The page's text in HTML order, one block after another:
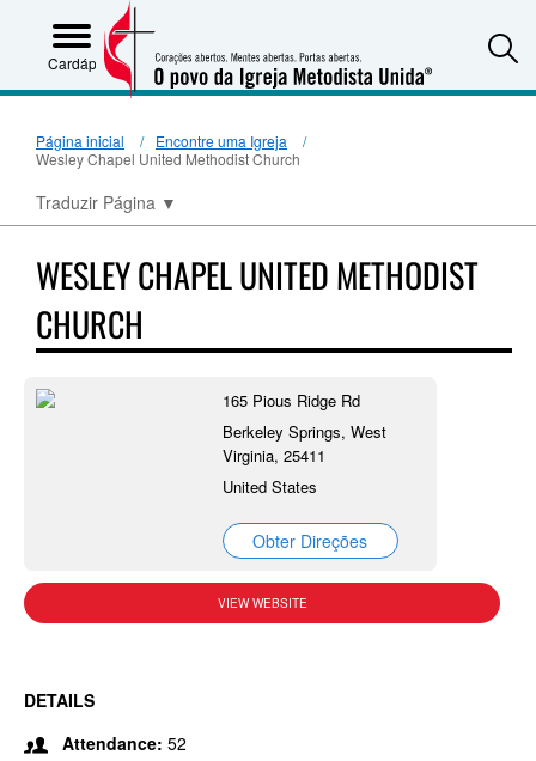
Cardápio
Página inicial
Encontre uma Igreja
Wesley Chapel United Methodist Church
Traduzir Página ▼
WESLEY CHAPEL UNITED METHODIST
CHURCH
165 Pious Ridge Rd
Berkeley Springs, West
Virginia, 25411
United States
Obter Direções
VIEW WEBSITE
DETAILS
Attendance: 52